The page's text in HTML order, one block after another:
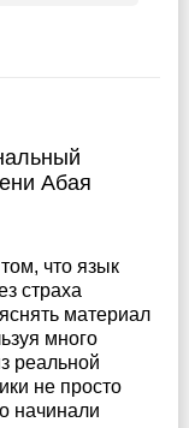
Абая
что язык
страха
материал
много
реальной
не просто
начинали